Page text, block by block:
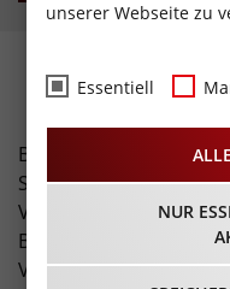
Buchen Sie unser
Sie erhalten eine
Veranstaltung
Bilder und Bildrechte).
Veranstaltung über
unserer Webseite zu
Essentiell
NUR